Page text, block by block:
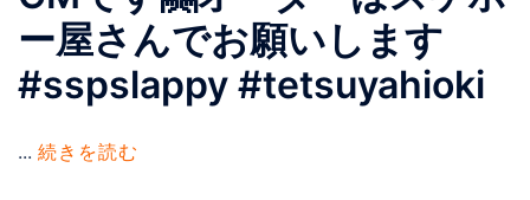
ー屋さんでお願いします
#sspslappy #tetsuyahioki
... 続きを読む